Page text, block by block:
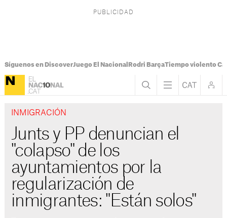
Síguenos en DiscoverJuego El Nacional Rodri BarçaTiempo violento
INMIGRACIÓN
Junts y PP denuncian el
"colapso" de los
ayuntamientos por la
regularización de
inmigrantes: "Están solos"